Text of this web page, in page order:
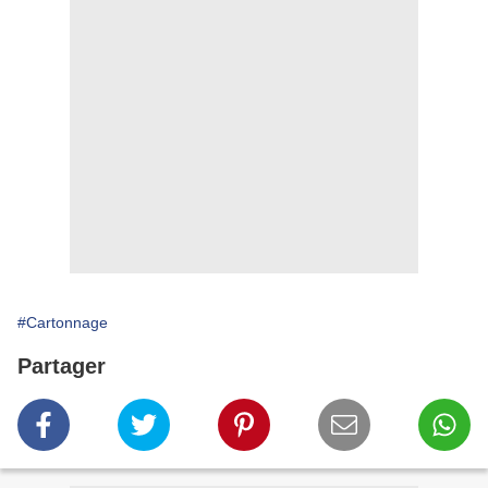
#Cartonnage
Partager